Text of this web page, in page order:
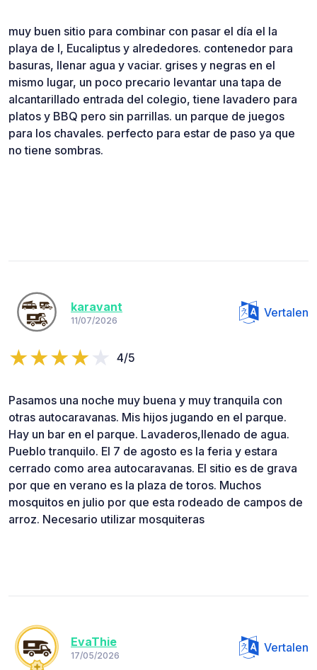
muy buen sitio para combinar con pasar el día el la
playa de l, Eucaliptus y alrededores. contenedor para
basuras, llenar agua y vaciar. grises y negras en el
mismo lugar, un poco precario levantar una tapa de
alcantarillado entrada del colegio, tiene lavadero para
platos y BBQ pero sin parrillas. un parque de juegos
para los chavales. perfecto para estar de paso ya que
no tiene sombras.
karavant
11/07/2026
Vertalen
4/5
Pasamos una noche muy buena y muy tranquila con
otras autocaravanas. Mis hijos jugando en el parque.
Hay un bar en el parque. Lavaderos,llenado de agua.
Pueblo tranquilo. El 7 de agosto es la feria y estara
cerrado como area autocaravanas. El sitio es de grava
por que en verano es la plaza de toros. Muchos
mosquitos en julio por que esta rodeado de campos de
arroz. Necesario utilizar mosquiteras
EvaThie
17/05/2026
Vertalen